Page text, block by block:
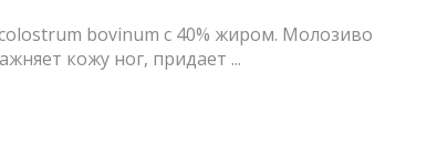
bovinum с 40% жиром. Молозиво
кожу ног, придает ...